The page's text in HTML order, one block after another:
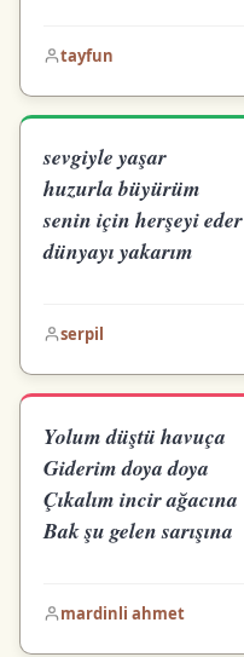
tayfun
sevgiyle yaşar
huzurla büyürüm
senin için herşeyi eder
dünyayı yakarım
serpil
Yolum düştü havuça
Giderim doya doya
Çıkalım incir ağacına
Bak şu gelen sarışına
mardinli ahmet